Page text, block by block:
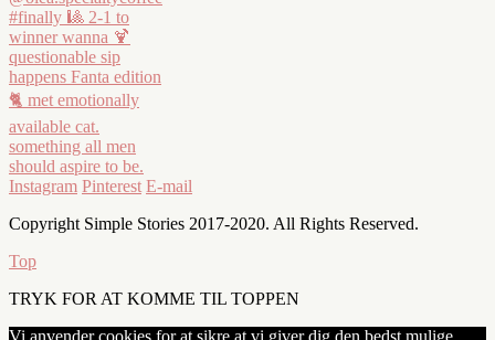
Instagram Pinterest E-mail
Copyright Simple Stories 2017-2020. All Rights Reserved.
Top
TRYK FOR AT KOMME TIL TOPPEN